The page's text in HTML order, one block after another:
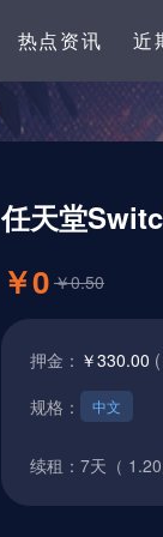
热点资讯 近
任天堂
￥0 ￥0.50
押金： ￥330.00
规格：
中文
续租： 7天（